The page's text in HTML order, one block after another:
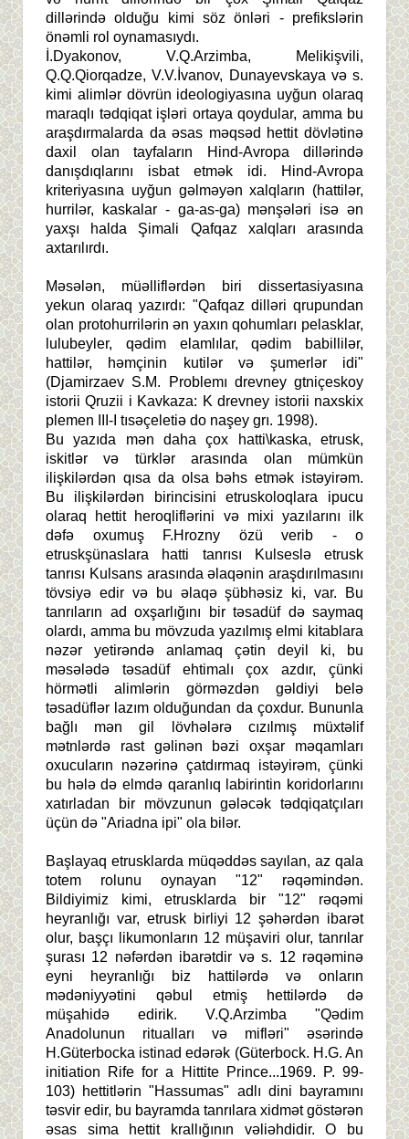
dillərində olduğu kimi söz önləri - prefikslərin
önəmli rol oynamasıydı.
İ.Dyakonov, V.Q.Arzimba, Melikişvili,
Q.Q.Qiorqadze, V.V.İvanov, Dunayevskaya və s.
kimi alimlər dövrün ideologiyasına uyğun olaraq
maraqlı tədqiqat işləri ortaya qoydular, amma bu
araşdırmalarda da əsas məqsəd hettit dövlətinə
daxil olan tayfaların Hind-Avropa dillərində
danışdıqlarını isbat etmək idi. Hind-Avropa
kriteriyasına uyğun gəlməyən xalqların (hattilər,
hurrilər, kaskalar - ga-as-ga) mənşələri isə ən
yaxşı halda Şimali Qafqaz xalqları arasında
axtarılırdı.
Məsələn, müəlliflərdən biri dissertasiyasına
yekun olaraq yazırdı: "Qafqaz dilləri qrupundan
olan protohurrilərin ən yaxın qohumları pelasklar,
lulubeyler, qədim elamlılar, qədim babillilər,
hattilər, həmçinin kutilər və şumerlər idi"
(Djamirzaev S.M. Problemı drevney gtniçeskoy
istorii Qruzii i Kavkaza: K drevney istorii naxskix
plemen III-I tısəçeletiə do naşey grı. 1998).
Bu yazıda mən daha çox hatti\kaska, etrusk,
iskitlər və türklər arasında olan mümkün
ilişkilərdən qısa da olsa bəhs etmək istəyirəm.
Bu ilişkilərdən birincisini etruskoloqlara ipucu
olaraq hettit heroqliflərini və mixi yazılarını ilk
dəfə oxumuş F.Hrozny özü verib - o
etruskşünaslara hatti tanrısı Kulseslə etrusk
tanrısı Kulsans arasında əlaqənin araşdırılmasını
tövsiyə edir və bu əlaqə şübhəsiz ki, var. Bu
tanrıların ad oxşarlığını bir təsadüf də saymaq
olardı, amma bu mövzuda yazılmış elmi kitablara
nəzər yetirəndə anlamaq çətin deyil ki, bu
məsələdə təsadüf ehtimalı çox azdır, çünki
hörmətli alimlərin görməzdən gəldiyi belə
təsadüflər lazım olduğundan da çoxdur. Bununla
bağlı mən gil lövhələrə cızılmış müxtəlif
mətnlərdə rast gəlinən bəzi oxşar məqamları
oxucuların nəzərinə çatdırmaq istəyirəm, çünki
bu hələ də elmdə qaranlıq labirintin koridorlarını
xatırladan bir mövzunun gələcək tədqiqatçıları
üçün də "Ariadna ipi" ola bilər.
Başlayaq etrusklarda müqəddəs sayılan, az qala
totem rolunu oynayan "12" rəqəmindən.
Bildiyimiz kimi, etrusklarda bir "12" rəqəmi
heyranlığı var, etrusk birliyi 12 şəhərdən ibarət
olur, başçı likumonların 12 müşaviri olur, tanrılar
şurası 12 nəfərdən ibarətdir və s. 12 rəqəminə
eyni heyranlığı biz hattilərdə və onların
mədəniyyətini qəbul etmiş hettilərdə də
müşahidə edirik. V.Q.Arzimba "Qədim
Anadolunun ritualları və mifləri" əsərində
H.Güterbocka istinad edərək (Güterbock. H.G. An
initiation Rife for a Hittite Prince...1969. P. 99-
103) hettitlərin "Hassumas" adlı dini bayramını
təsvir edir, bu bayramda tanrılara xidmət göstərən
əsas sima hettit krallığının vəliəhdidir. O bu